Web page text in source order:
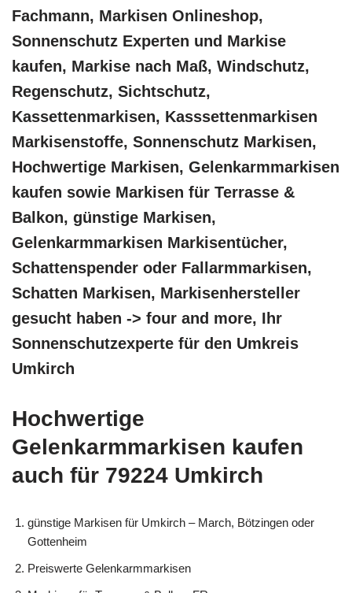
Fachmann, Markisen Onlineshop,
Sonnenschutz Experten und Markise
kaufen, Markise nach Maß, Windschutz,
Regenschutz, Sichtschutz,
Kassettenmarkisen, Kasssettenmarkisen
Markisenstoffe, Sonnenschutz Markisen,
Hochwertige Markisen, Gelenkarmmarkisen
kaufen sowie Markisen für Terrasse &
Balkon, günstige Markisen,
Gelenkarmmarkisen Markisentücher,
Schattenspender oder Fallarmmarkisen,
Schatten Markisen, Markisenhersteller
gesucht haben -> four and more, Ihr
Sonnenschutzexperte für den Umkreis
Umkirch
Hochwertige
Gelenkarmmarkisen kaufen
auch für 79224 Umkirch
günstige Markisen für Umkirch – March, Bötzingen oder
Gottenheim
Preiswerte Gelenkarmmarkisen